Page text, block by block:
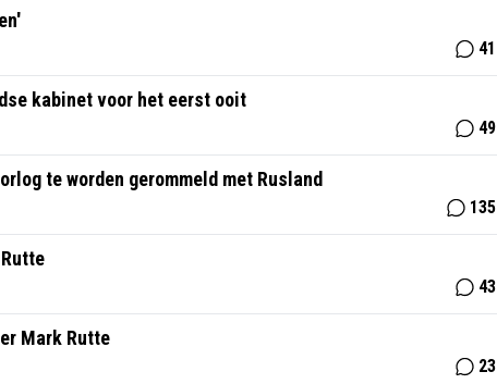
41
kabinet voor het eerst ooit
49
te worden gerommeld met Rusland
135
43
Mark Rutte
23